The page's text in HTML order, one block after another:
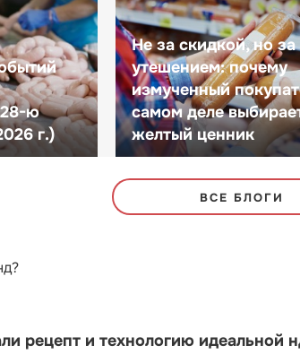
28-ю
г.)
Не за скидкой, но за
утешением: почему
измученный
самом деле
желтый ценник
ВСЕ БЛОГИ
рецепт и технологию идеальной